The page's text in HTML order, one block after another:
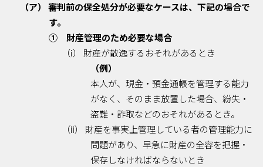
（ア） 審判前の保全処分が必要なケースは、下記の場合で
す。
① 財産管理のため必要な場合
（ⅰ） 財産が散逸するおそれがあるとき
（例）
本人が、現金・預金通帳を管理する能力
がなく、そのまま放置した場合、紛失・
盗難・詐取などのおそれがあるとき。
（ⅱ） 財産を事実上管理している者の管理能力に
問題があり、早急に財産の全容を把握・
保存しなければならないとき